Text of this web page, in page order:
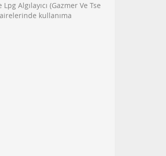
Algılayıcı (Gazmer Ve Tse
kullanıma